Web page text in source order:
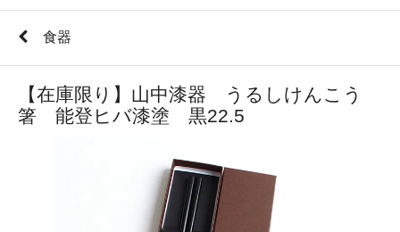
食器
【在庫限り】山中漆器 うるしけんこう
箸 能登ヒバ漆塗 黒22.5